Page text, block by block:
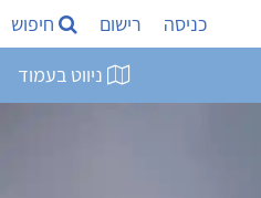
כניסה רישום חיפוש
ניווט בעמוד